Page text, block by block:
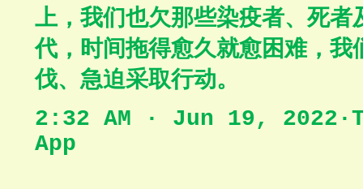
上，我们也欠那些染疫者、死者
代，时间拖得愈久就愈困难，我
伐、急迫采取行动。
2:32 AM · Jun 19,
App